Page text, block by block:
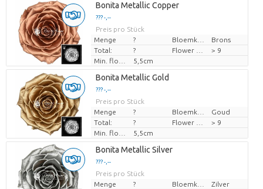
Bonita Metallic Copper
??? -,--
Preis pro Stück
Menge
?
Brons
Total:
?
> 9
5,5cm
Bonita Metallic Gold
??? -,--
Preis pro Stück
Menge
?
Goud
Total:
?
> 9
5,5cm
Bonita Metallic Silver
??? -,--
Preis pro Stück
Menge
?
Zilver